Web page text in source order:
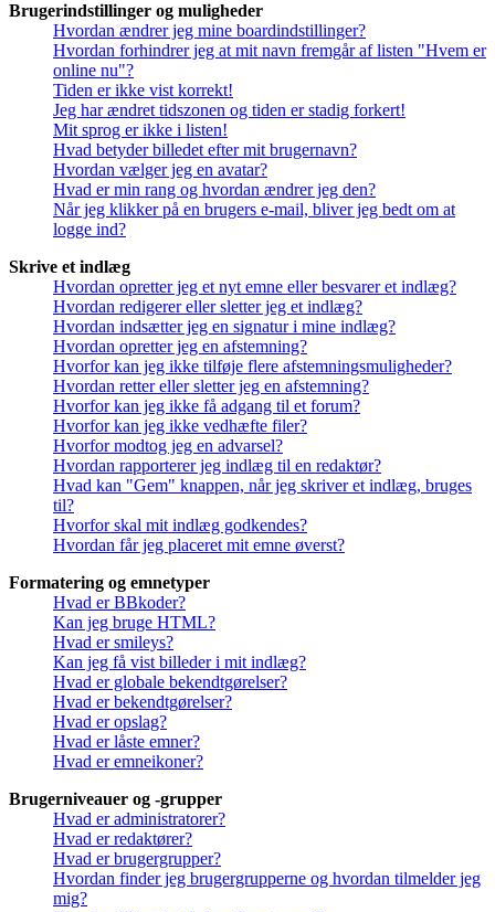
Brugerindstillinger og muligheder
Hvordan ændrer jeg mine boardindstillinger?
Hvordan forhindrer jeg at mit navn fremgår af listen "Hvem er
online nu"?
Tiden er ikke vist korrekt!
Jeg har ændret tidszonen og tiden er stadig forkert!
Mit sprog er ikke i listen!
Hvad betyder billedet efter mit brugernavn?
Hvordan vælger jeg en avatar?
Hvad er min rang og hvordan ændrer jeg den?
Når jeg klikker på en brugers e-mail, bliver jeg bedt om at
logge ind?
Skrive et indlæg
Hvordan opretter jeg et nyt emne eller besvarer et indlæg?
Hvordan redigerer eller sletter jeg et indlæg?
Hvordan indsætter jeg en signatur i mine indlæg?
Hvordan opretter jeg en afstemning?
Hvorfor kan jeg ikke tilføje flere afstemningsmuligheder?
Hvordan retter eller sletter jeg en afstemning?
Hvorfor kan jeg ikke få adgang til et forum?
Hvorfor kan jeg ikke vedhæfte filer?
Hvorfor modtog jeg en advarsel?
Hvordan rapporterer jeg indlæg til en redaktør?
Hvad kan "Gem" knappen, når jeg skriver et indlæg, bruges
til?
Hvorfor skal mit indlæg godkendes?
Hvordan får jeg placeret mit emne øverst?
Formatering og emnetyper
Hvad er BBkoder?
Kan jeg bruge HTML?
Hvad er smileys?
Kan jeg få vist billeder i mit indlæg?
Hvad er globale bekendtgørelser?
Hvad er bekendtgørelser?
Hvad er opslag?
Hvad er låste emner?
Hvad er emneikoner?
Brugerniveauer og -grupper
Hvad er administratorer?
Hvad er redaktører?
Hvad er brugergrupper?
Hvordan finder jeg brugergrupperne og hvordan tilmelder jeg
mig?